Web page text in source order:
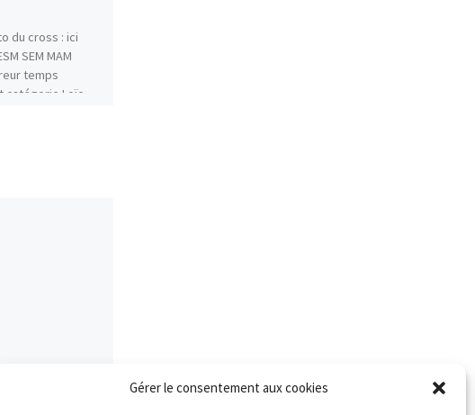
Gérer le consentement aux cookies
du cross : ici
SEM MAM
temps
catégorie Loïc